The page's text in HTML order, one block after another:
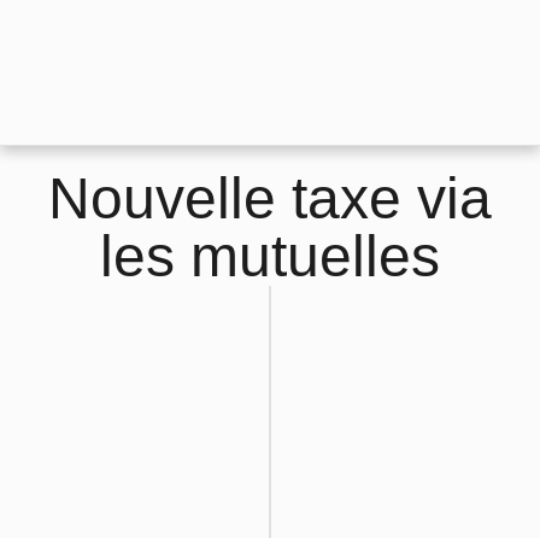
Nouvelle taxe via
les mutuelles